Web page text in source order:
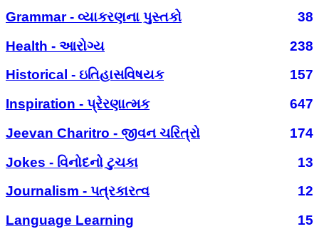
Grammar - વ્યાકરણના પુસ્તકો
38
Health - આરોગ્ય
238
Historical - ઇતિહાસવિષયક
157
Inspiration - પ્રેરણાત્મક
647
Jeevan Charitro - જીવન ચરિત્રો
174
Jokes - વિનોદનો ટુચકા
13
Journalism - પત્રકારત્વ
12
Language Learning
15